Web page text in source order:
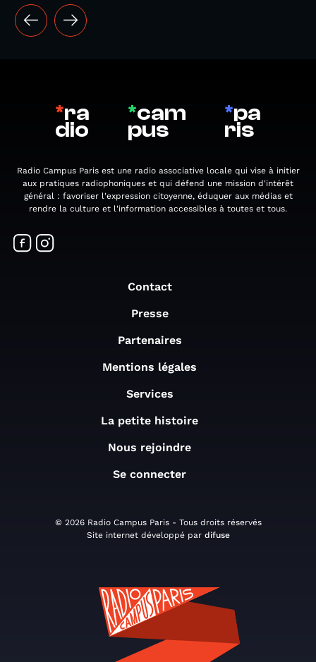
*ra
dio
*cam
pus
*pa
ris
Radio Campus Paris est une radio associative locale qui vise à initier
aux pratiques radiophoniques et qui défend une mission d'intérêt
général : favoriser l'expression citoyenne, éduquer aux médias et
rendre la culture et l'information accessibles à toutes et tous.
Contact
Presse
Partenaires
Mentions légales
Services
La petite histoire
Nous rejoindre
Se connecter
© 2026 Radio Campus Paris - Tous droits réservés
Site internet développé par difuse